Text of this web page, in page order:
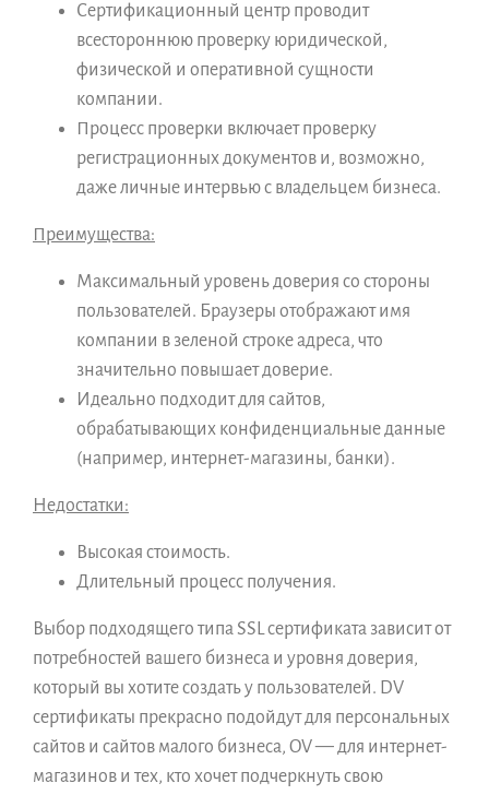
Сертификационный центр проводит
всестороннюю проверку юридической,
физической и оперативной сущности
компании.
Процесс проверки включает проверку
регистрационных документов и, возможно,
даже личные интервью с владельцем бизнеса.
Преимущества:
Максимальный уровень доверия со стороны
пользователей. Браузеры отображают имя
компании в зеленой строке адреса, что
значительно повышает доверие.
Идеально подходит для сайтов,
обрабатывающих конфиденциальные данные
(например, интернет-магазины, банки).
Недостатки:
Высокая стоимость.
Длительный процесс получения.
Выбор подходящего типа SSL сертификата зависит от
потребностей вашего бизнеса и уровня доверия,
который вы хотите создать у пользователей. DV
сертификаты прекрасно подойдут для персональных
сайтов и сайтов малого бизнеса, OV — для интернет-
магазинов и тех, кто хочет подчеркнуть свою